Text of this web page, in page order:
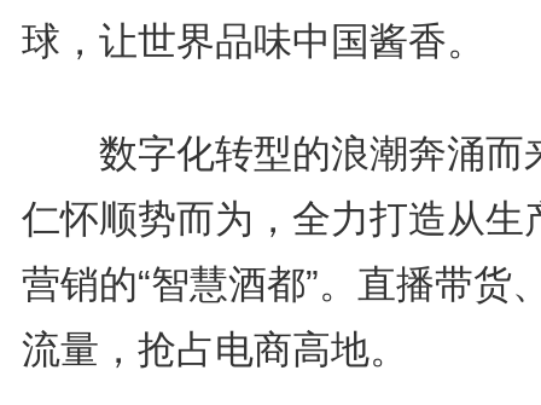
球，让世界品味中国酱香。
数字化转型的浪潮奔涌而
仁怀顺势而为，全力打造从生
营销的“智慧酒都”。直播带货
流量，抢占电商高地。